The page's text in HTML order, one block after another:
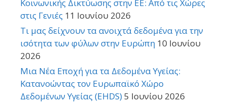
Κοινωνικής Δικτύωσης στην ΕΕ: Από τις Χώρες
στις Γενιές 11 Ιουνίου 2026
Τι μας δείχνουν τα ανοιχτά δεδομένα για την
ισότητα των φύλων στην Ευρώπη 10 Ιουνίου
2026
Μια Νέα Εποχή για τα Δεδομένα Υγείας:
Κατανοώντας τον Ευρωπαϊκό Χώρο
Δεδομένων Υγείας (EHDS)5 Ιουνίου 2026